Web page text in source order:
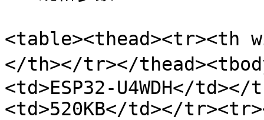
<table><thead><tr><th
</th></tr></
<td>ESP32-U4WDH</
<td>520KB</td></